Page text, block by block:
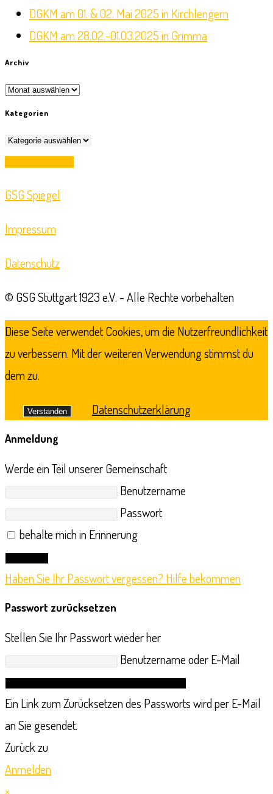
DGKM am 01. & 02. Mai 2025 in Kirchlengern
DGKM am 28.02.-01.03.2025 in Grimma
Archiv
Archiv
Kategorien
Kategorien
Opens
GSG Spiegel
Impressum
Datenschutz
© GSG Stuttgart 1923 e.V. - Alle Rechte vorbehalten
Diese Seite verwendet Cookies, um die Nutzerfreundlichkeit
zu verbessern. Mit der weiteren Verwendung stimmst du
dem zu.
Verstanden Datenschutzerklärung
Anmeldung
Werde ein Teil unserer Gemeinschaft
Benutzername
Passwort
behalte mich in Erinnerung
Haben Sie Ihr Passwort vergessen? Hilfe bekommen
Passwort zurücksetzen
Stellen Sie Ihr Passwort wieder her
Benutzername oder E-Mail
Ein Link zum Zurücksetzen des Passworts wird per E-Mail
an Sie gesendet.
Zurück zu
Anmelden